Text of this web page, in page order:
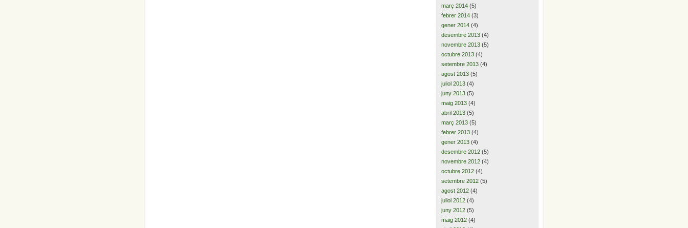
març 2014 (5)
febrer 2014 (3)
gener 2014 (4)
desembre 2013 (4)
novembre 2013 (5)
octubre 2013 (4)
setembre 2013 (4)
agost 2013 (5)
juliol 2013 (4)
juny 2013 (5)
maig 2013 (4)
abril 2013 (5)
març 2013 (5)
febrer 2013 (4)
gener 2013 (4)
desembre 2012 (5)
novembre 2012 (4)
octubre 2012 (4)
setembre 2012 (5)
agost 2012 (4)
juliol 2012 (4)
juny 2012 (5)
maig 2012 (4)